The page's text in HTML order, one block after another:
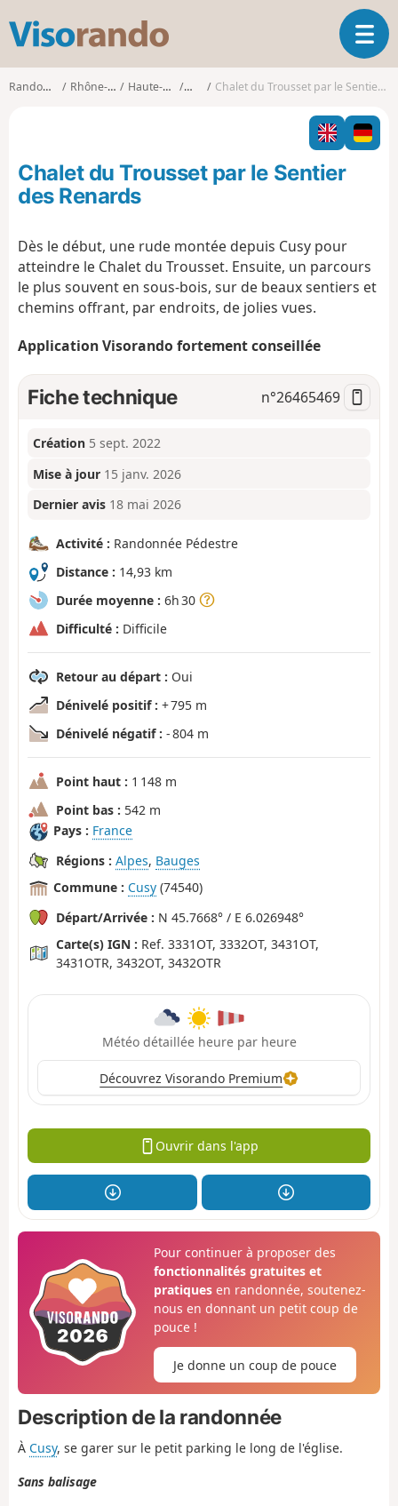
s
o
O
u
v
i
r
l
g
a
Randonnées Rhône-Alpes Haute-Savoie Cusy Chalet du Trousset par le Sentier des Renards
Chalet du Trousset par le Sentier
des Renards
Dès le début, une rude montée depuis Cusy pour
atteindre le Chalet du Trousset. Ensuite, un parcours
le plus souvent en sous-bois, sur de beaux sentiers et
chemins offrant, par endroits, de jolies vues.
Application Visorando fortement conseillée
Fiche technique n°26465469
Création 5 sept. 2022
Mise à jour 15 janv. 2026
Dernier avis 18 mai 2026
Activité : Randonnée Pédestre
Distance : 14,93 km
Durée moyenne : 6h 30
Difficulté : Difficile
Retour au départ : Oui
Dénivelé positif : + 795 m
Dénivelé négatif : - 804 m
Point haut : 1 148 m
Point bas : 542 m
Pays : France
Régions : Alpes, Bauges
Commune : Cusy (74540)
Départ/Arrivée : N 45.7668° / E 6.026948°
Carte(s) IGN : Ref. 3331OT, 3332OT, 3431OT,
3431OTR, 3432OT, 3432OTR
Météo détaillée heure par heure
Découvrez Visorando Premium
Ouvrir dans l'app
Pour continuer à proposer des
fonctionnalités gratuites et
pratiquesen randonnée, soutenez-
nous en donnant un petit coup de
pouce !
Je donne un coup de pouce
Description de la randonnée
À Cusy, se garer sur le petit parking le long de l'église.
Sans balisage